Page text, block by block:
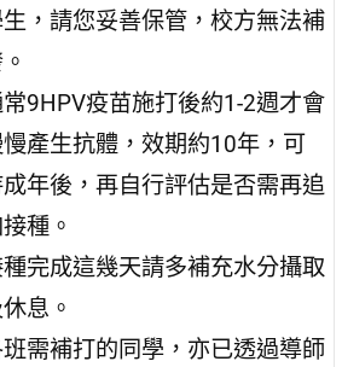
，請您妥善保管，校方無法補
9HPV疫苗施打後約1-2週才會
產生抗體，效期約10年，可
年後，再自行評估是否需再追
種。
完成這幾天請多補充水分攝取
息。
需補打的同學，亦已透過導師